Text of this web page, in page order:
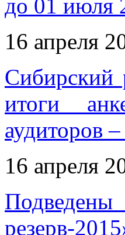
до 01 июля
16 апреля
итоги
аудиторов
16 апреля
резерв-